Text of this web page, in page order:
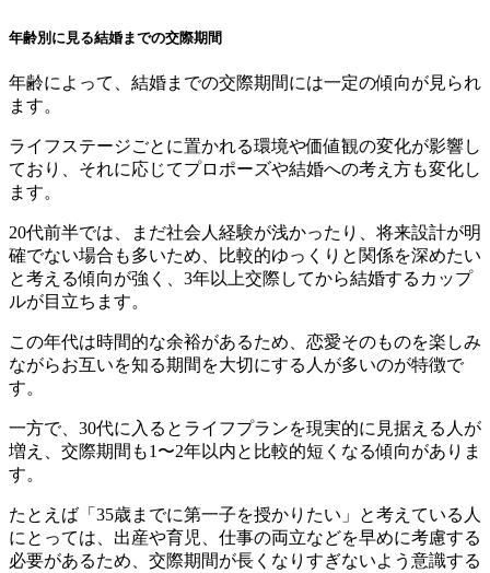
年齢別に見る結婚までの交際期間
年齢によって、結婚までの交際期間には一定の傾向が見られ
ます。
ライフステージごとに置かれる環境や価値観の変化が影響し
ており、それに応じてプロポーズや結婚への考え方も変化し
ます。
20代前半では、まだ社会人経験が浅かったり、将来設計が明
確でない場合も多いため、比較的ゆっくりと関係を深めたい
と考える傾向が強く、3年以上交際してから結婚するカップ
ルが目立ちます。
この年代は時間的な余裕があるため、恋愛そのものを楽しみ
ながらお互いを知る期間を大切にする人が多いのが特徴で
す。
一方で、30代に入るとライフプランを現実的に見据える人が
増え、交際期間も1〜2年以内と比較的短くなる傾向がありま
す。
たとえば「35歳までに第一子を授かりたい」と考えている人
にとっては、出産や育児、仕事の両立などを早めに考慮する
必要があるため、交際期間が長くなりすぎないよう意識する